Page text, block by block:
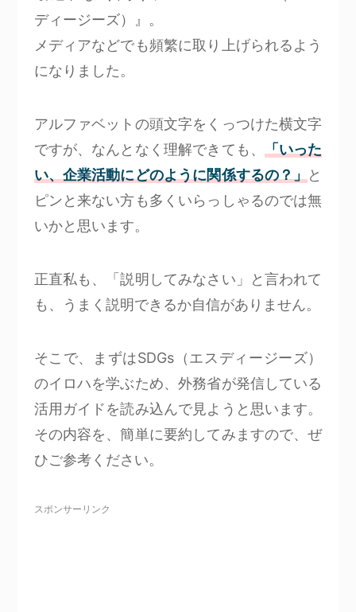
ディージーズ）』。
メディアなどでも頻繁に取り上げられるよう
になりました。
アルファベットの頭文字をくっつけた横文字
ですが、なんとなく理解できても、
「いった
い、企業活動にどのように関係するの？」
と
ピンと来ない方も多くいらっしゃるのでは無
いかと思います。
正直私も、「説明してみなさい」と言われて
も、うまく説明できるか自信がありません。
そこで、まずはSDGs（エスディージーズ）
のイロハを学ぶため、外務省が発信している
活用ガイドを読み込んで見ようと思います。
その内容を、簡単に要約してみますので、ぜ
ひご参考ください。
スポンサーリンク